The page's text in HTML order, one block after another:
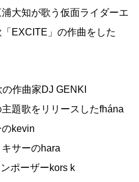
大知が歌う仮面ライダーエ
EXCITE」の作曲をした
作曲家DJ GENKI
題歌をリリースしたfhána
kevin
サーのhara
ポーザーkors k